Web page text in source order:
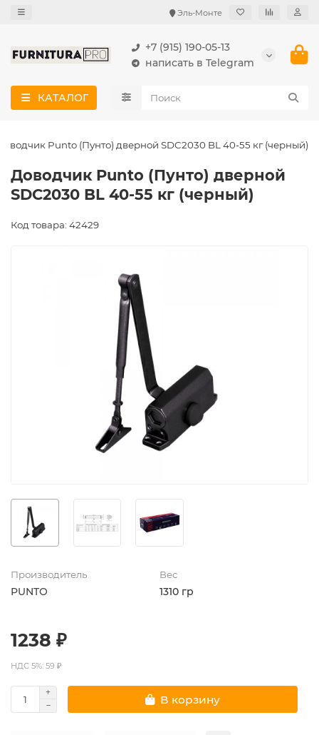
Эль-Монте
+7 (915) 190-05-13
написать в Telegram
КАТАЛОГ
Punto (Пунто) дверной SDC2030 BL 40-55 кг (черный)
Доводчик Punto (Пунто) дверной
SDC2030 BL 40-55 кг (черный)
Код товара: 42429
Производитель
PUNTO
Вес
1310 гр
1238 ₽
НДС 5%: 59 ₽
В корзину